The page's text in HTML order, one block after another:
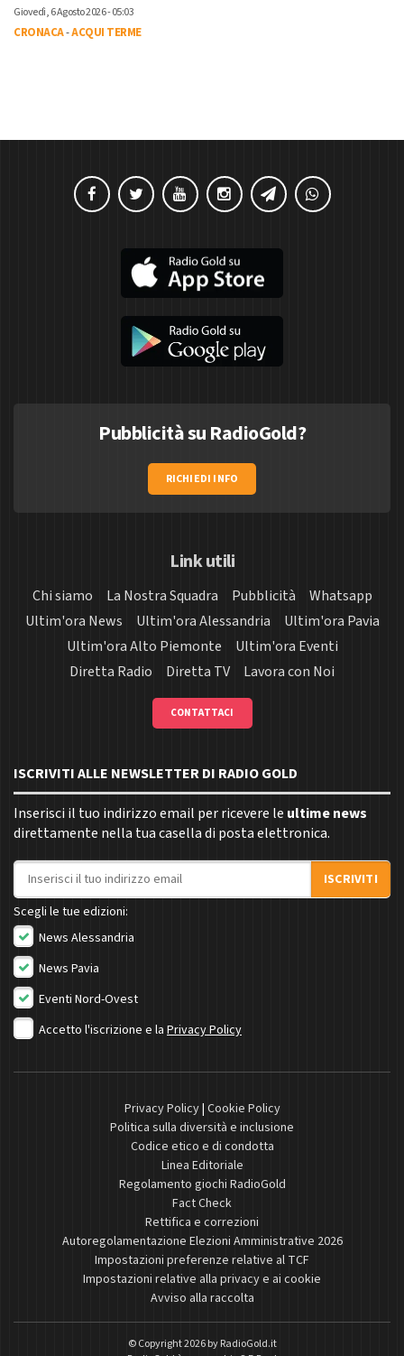
Giovedì, 6 Agosto 2026 - 05:03
CRONACA-ACQUI TERME
Pubblicità su RadioGold?
RICHIEDI INFO
Link utili
Chi siamo La Nostra Squadra Pubblicità
Whatsapp
Ultim'ora News
Ultim'ora Alessandria
Ultim'ora Pavia
Ultim'ora Alto Piemonte
Ultim'ora Eventi
Diretta Radio
Diretta TV Lavora con Noi
CONTATTACI
ISCRIVITI ALLE NEWSLETTER DI RADIO GOLD
Inserisci il tuo indirizzo email per ricevere le ultime news
direttamente nella tua casella di posta elettronica.
Indirizzo email
ISCRIVITI
Scegli le tue edizioni:
News Alessandria
News Pavia
Eventi Nord-Ovest
Accetto l'iscrizione e la Privacy Policy
Privacy Policy| Cookie Policy
Politica sulla diversità e inclusione
Codice etico e di condotta
Linea Editoriale
Regolamento giochi RadioGold
Fact Check
Rettifica e correzioni
Autoregolamentazione Elezioni Amministrative 2026
Impostazioni preferenze relative al TCF
Impostazioni relative alla privacy e ai cookie
Avviso alla raccolta
© Copyright 2026 byRadioGold.it